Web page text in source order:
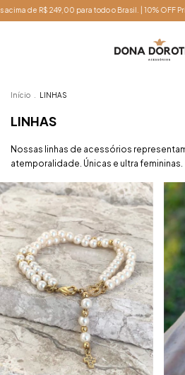
o Brasil. | 10% OFF Primeira compra. Cupom:
Início LINHAS
LINHAS
Nossas linhas de acessórios
atemporalidade. Únicas e ultra femininas.